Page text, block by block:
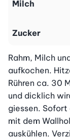
Milch
Zucker
Rahm, Milch
aufkochen.
Rühren ca. 30
und dicklich
giessen.
mit dem
auskühlen.